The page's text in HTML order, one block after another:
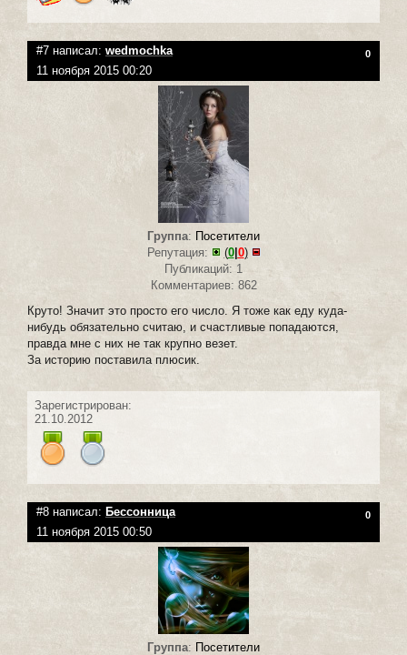
#7 написал: wedmochka 0
11 ноября 2015 00:20
Группа: Посетители
Репутация:
(0|0)
Публикаций: 1
Комментариев: 862
Круто! Значит это просто его число. Я тоже как еду куда-
нибудь обязательно считаю, и счастливые попадаются,
правда мне с них не так крупно везет.
За историю поставила плюсик.
Зарегистрирован:
21.10.2012
#8 написал: Бессонница 0
11 ноября 2015 00:50
Группа: Посетители